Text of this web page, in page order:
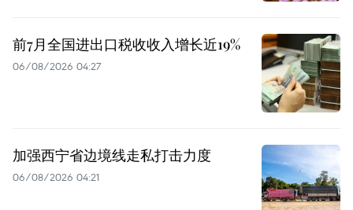
前7月全国进出口税收收入增长近19%
06/08/2026 04:27
加强西宁省边境线走私打击力度
06/08/2026 04:21